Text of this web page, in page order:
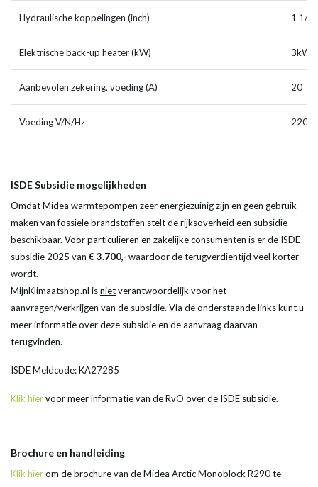
Hydraulische koppelingen (inch) 1 1/4”
Elektrische back-up heater (kW) 3kW /
Aanbevolen zekering, voeding (A) 20
Voeding V/N/Hz 220-
ISDE Subsidie mogelijkheden
Omdat Midea warmtepompen zeer energiezuinig zijn en geen gebruik
maken van fossiele brandstoffen stelt de rijksoverheid een subsidie
beschikbaar. Voor particulieren en zakelijke consumenten is er de ISDE
subsidie 2025 van € 3.700,- waardoor de terugverdientijd veel korter
wordt.
MijnKlimaatshop.nl isnietverantwoordelijk voor het
aanvragen/verkrijgen van de subsidie. Via de onderstaande links kunt u
meer informatie over deze subsidie en de aanvraag daarvan
terugvinden.
ISDE Meldcode: KA27285
Klik hiervoor meer informatie van de RvO over de ISDE subsidie.
Brochure en handleiding
Klik hierom de brochure van de Midea Arctic Monoblock R290 te